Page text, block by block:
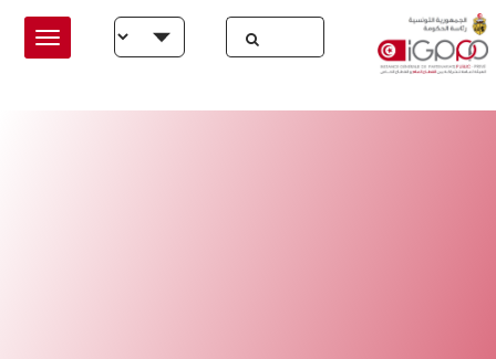
Skip to main content
Select your language